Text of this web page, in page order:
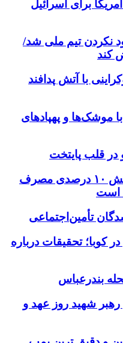
برای اسرائیل
نکردن تیم ملی شد/
کند
پهپاد اوکراینی با آتش پدافند
موشک‌ها و پهپادهای
در قلب پایتخت
مدیرعامل برق تهران: کاهش ۱۰ درصدی مصرف
است
تحقیقات درباره
رهبر شهید روز عهد و